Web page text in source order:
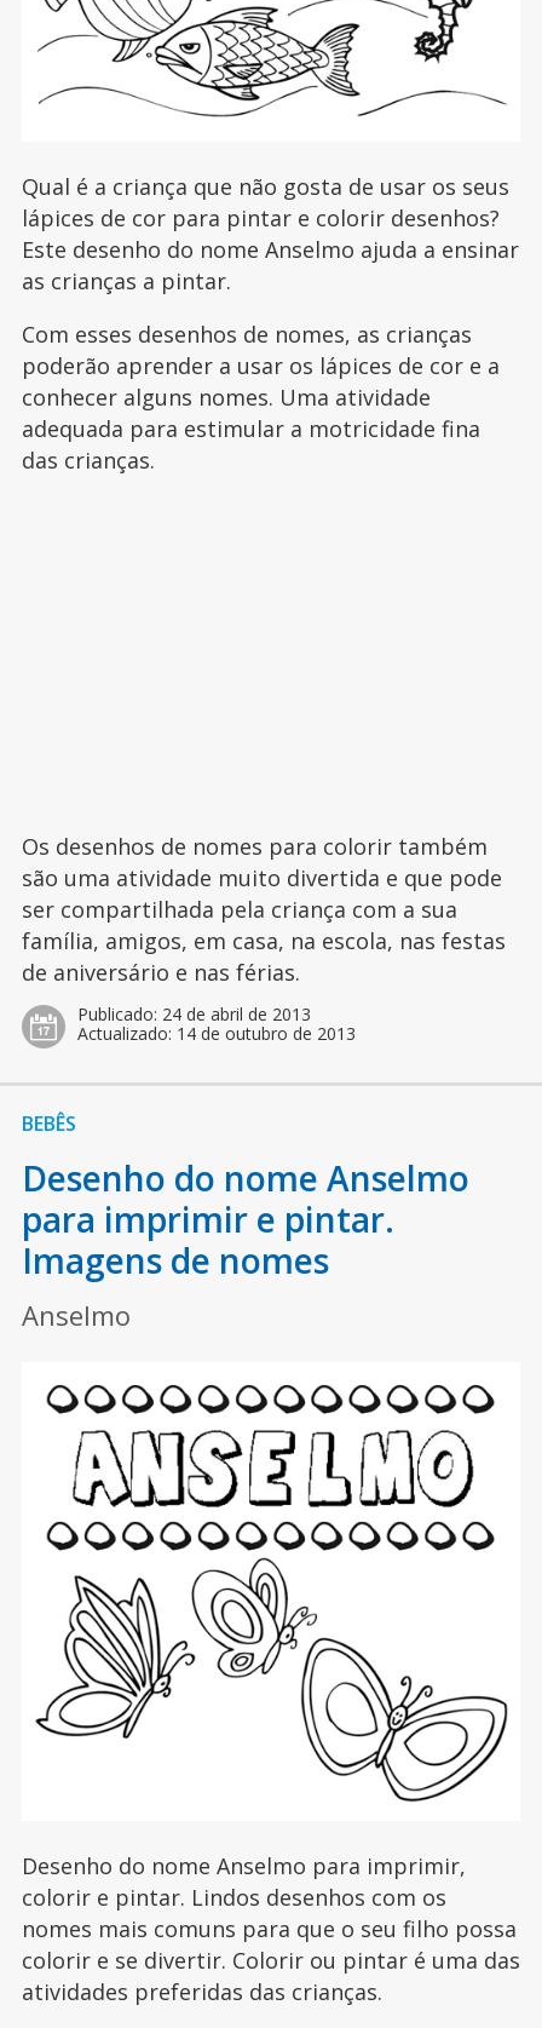
Qual é a criança que não gosta de usar os seus
lápices de cor para pintar e colorir desenhos?
Este desenho do nome Anselmo ajuda a ensinar
as crianças a pintar.
Com esses desenhos de nomes, as crianças
poderão aprender a usar os lápices de cor e a
conhecer alguns nomes. Uma atividade
adequada para estimular a motricidade fina
das crianças.
Os desenhos de nomes para colorir também
são uma atividade muito divertida e que pode
ser compartilhada pela criança com a sua
família, amigos, em casa, na escola, nas festas
de aniversário e nas férias.
Publicado: 24 de abril de 2013
Actualizado: 14 de outubro de 2013
BEBÊS
Desenho do nome Anselmo
para imprimir e pintar.
Imagens de nomes
Anselmo
Desenho do nome Anselmo para imprimir,
colorir e pintar. Lindos desenhos com os
nomes mais comuns para que o seu filho possa
colorir e se divertir. Colorir ou pintar é uma das
atividades preferidas das crianças.